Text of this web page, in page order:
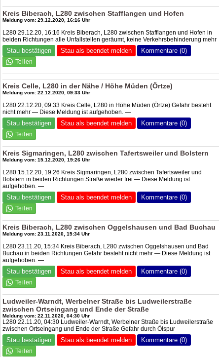
Kreis Biberach, L280 zwischen Stafflangen und Hofen
Meldung vom: 29.12.2020, 16:16 Uhr
L280 29.12.20, 16:16 Kreis Biberach, L280 zwischen Stafflangen und Hofen in
beiden Richtungen alle Unfallstellen geräumt, keine Verkehrsbehinderung mehr
Stau bestätigen Stau als beendet melden Kommentare (0)
Kreis Celle, L280 in der Nähe / Höhe Müden (Örtze)
Meldung vom: 22.12.2020, 09:33 Uhr
L280 22.12.20, 09:33 Kreis Celle, L280 in Höhe Müden (Örtze) Gefahr besteht
nicht mehr — Diese Meldung ist aufgehoben. —
Stau bestätigen Stau als beendet melden Kommentare (0)
Kreis Sigmaringen, L280 zwischen Tafertsweiler und Bolstern
Meldung vom: 15.12.2020, 19:26 Uhr
L280 15.12.20, 19:26 Kreis Sigmaringen, L280 zwischen Tafertsweiler und
Bolstern in beiden Richtungen Straße wieder frei — Diese Meldung ist
aufgehoben. —
Stau bestätigen Stau als beendet melden Kommentare (0)
Kreis Biberach, L280 zwischen Oggelshausen und Bad Buchau
Meldung vom: 23.11.2020, 15:34 Uhr
L280 23.11.20, 15:34 Kreis Biberach, L280 zwischen Oggelshausen und Bad
Buchau in beiden Richtungen Gefahr besteht nicht mehr — Diese Meldung ist
aufgehoben. —
Stau bestätigen Stau als beendet melden Kommentare (0)
Ludweiler-Warndt, Werbelner Straße bis Ludweilerstraße
zwischen Ortseingang und Ende der Straße
Meldung vom: 22.11.2020, 04:30 Uhr
L280 22.11.20, 04:30 Ludweiler-Warndt, Werbelner Straße bis Ludweilerstraße
zwischen Ortseingang und Ende der Straße Gefahr durch Ölspur
Stau bestätigen Stau als beendet melden Kommentare (0)